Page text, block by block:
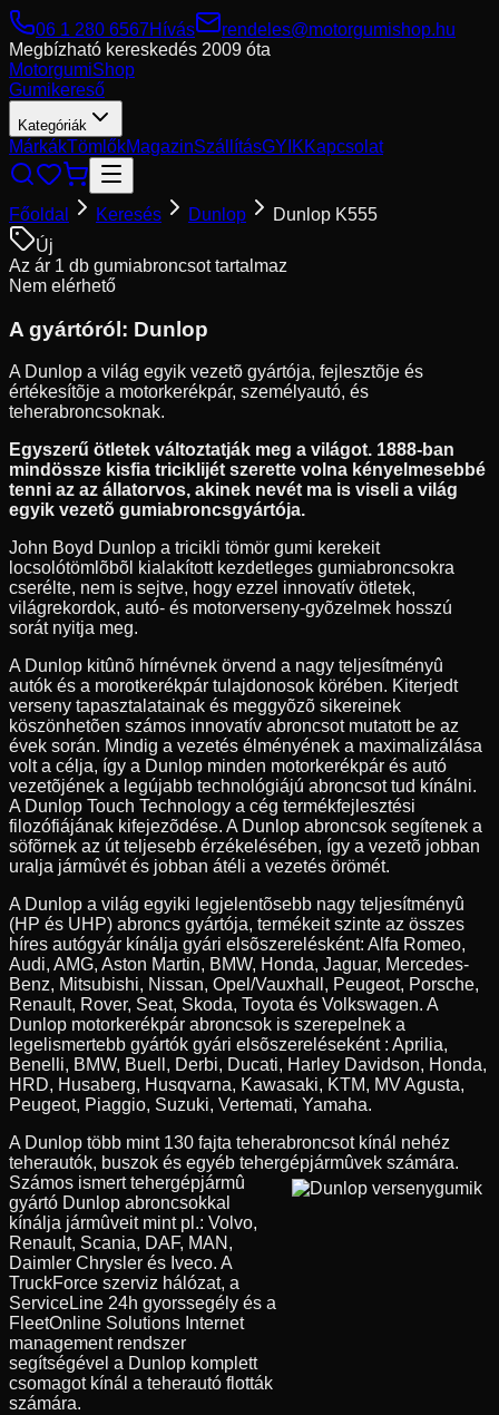
06 1 280 6567Hívás
rendeles@motorgumishop.hu
Megbízható kereskedés 2009 óta
MotorgumiShop
Gumikereső
Kategóriák
MárkákTömlőkMagazinSzállításGYIKKapcsolat
Főoldal Keresés Dunlop
Dunlop K555
Új
Az ár 1 db gumiabroncsot tartalmaz
Nem elérhető
A gyártóról: Dunlop
A Dunlop a világ egyik vezetõ gyártója, fejlesztõje és
értékesítõje a motorkerékpár, személyautó, és
teherabroncsoknak.
Egyszerű ötletek változtatják meg a világot. 1888-ban
mindössze kisfia triciklijét szerette volna kényelmesebbé
tenni az az állatorvos, akinek nevét ma is viseli a világ
egyik vezetõ gumiabroncsgyártója.
John Boyd Dunlop a tricikli tömör gumi kerekeit
locsolótömlõbõl kialakított kezdetleges gumiabroncsokra
cserélte, nem is sejtve, hogy ezzel innovatív ötletek,
világrekordok, autó- és motorverseny-gyõzelmek hosszú
sorát nyitja meg.
A Dunlop kitûnõ hírnévnek örvend a nagy teljesítményû
autók és a morotkerékpár tulajdonosok körében. Kiterjedt
verseny tapasztalatainak és meggyõzõ sikereinek
köszönhetõen számos innovatív abroncsot mutatott be az
évek során. Mindig a vezetés élményének a maximalizálása
volt a célja, így a Dunlop minden motorkerékpár és autó
vezetõjének a legújabb technológiájú abroncsot tud kínálni.
A Dunlop Touch Technology a cég termékfejlesztési
filozófiájának kifejezõdése. A Dunlop abroncsok segítenek a
söfõrnek az út teljesebb érzékelésében, így a vezetõ jobban
uralja jármûvét és jobban átéli a vezetés örömét.
A Dunlop a világ egyiki legjelentõsebb nagy teljesítményû
(HP és UHP) abroncs gyártója, termékeit szinte az összes
híres autógyár kínálja gyári elsõszerelésként: Alfa Romeo,
Audi, AMG, Aston Martin, BMW, Honda, Jaguar, Mercedes-
Benz, Mitsubishi, Nissan, Opel/Vauxhall, Peugeot, Porsche,
Renault, Rover, Seat, Skoda, Toyota és Volkswagen. A
Dunlop motorkerékpár abroncsok is szerepelnek a
legelismertebb gyártók gyári elsõszereléseként : Aprilia,
Benelli, BMW, Buell, Derbi, Ducati, Harley Davidson, Honda,
HRD, Husaberg, Husqvarna, Kawasaki, KTM, MV Agusta,
Peugeot, Piaggio, Suzuki, Vertemati, Yamaha.
A Dunlop több mint 130 fajta teherabroncsot kínál nehéz
teherautók, buszok és egyéb tehergépjármûvek számára.
Számos ismert tehergépjármû
gyártó Dunlop abroncsokkal
kínálja jármûveit mint pl.: Volvo,
Renault, Scania, DAF, MAN,
Daimler Chrysler és Iveco. A
TruckForce szerviz hálózat, a
ServiceLine 24h gyorssegély és a
FleetOnline Solutions Internet
management rendszer
segítségével a Dunlop komplett
csomagot kínál a teherautó flották
számára.